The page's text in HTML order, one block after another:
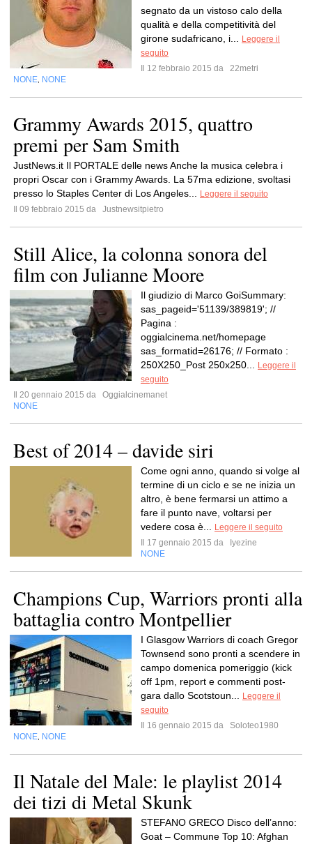
segnato da un vistoso calo della
qualità e della competitività del
girone sudafricano, i...
Leggere il
seguito
Il 12 febbraio 2015 da
22metri
NONE NONE
Grammy Awards 2015, quattro
premi per Sam Smith
JustNews.it Il PORTALE delle news Anche la musica celebra i
propri Oscar con i Grammy Awards. La 57ma edizione, svoltasi
presso lo Staples Center di Los Angeles...
Leggere il seguito
Il 09 febbraio 2015 da
Justnewsitpietro
Still Alice, la colonna sonora del
film con Julianne Moore
Il giudizio di Marco GoiSummary:
sas_pageid='51139/389819'; //
Pagina :
oggialcinema.net/homepage
sas_formatid=26176; // Formato :
250X250_Post 250x250...
Leggere il
seguito
Il 20 gennaio 2015 da
Oggialcinemanet
NONE
Best of 2014 – davide siri
Come ogni anno, quando si volge al
termine di un ciclo e se ne inizia un
altro, è bene fermarsi un attimo a
fare il punto nave, voltarsi per
vedere cosa è...
Leggere il seguito
Il 17 gennaio 2015 da
Iyezine
NONE
Champions Cup, Warriors pronti alla
battaglia contro Montpellier
I Glasgow Warriors di coach Gregor
Townsend sono pronti a scendere in
campo domenica pomeriggio (kick
off 1pm, report e commenti post-
gara dallo Scotstoun...
Leggere il
seguito
Il 16 gennaio 2015 da
Soloteo1980
NONE NONE
Il Natale del Male: le playlist 2014
dei tizi di Metal Skunk
STEFANO GRECO Disco dell’anno:
Goat – Commune Top 10: Afghan